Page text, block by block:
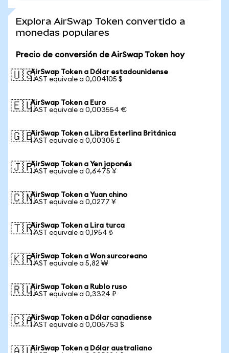
Explora AirSwap Token convertido a
monedas populares
Precio de conversión de AirSwap Token hoy
🇺🇸AirSwap Token a Dólar estadounidense
1 AST equivale a 0,004105 $
🇪🇺AirSwap Token a Euro
1 AST equivale a 0,003554 €
🇬🇧AirSwap Token a Libra Esterlina Británica
1 AST equivale a 0,00305 £
🇯🇵AirSwap Token a Yen japonés
1 AST equivale a 0,6475 ¥
🇨🇳AirSwap Token a Yuan chino
1 AST equivale a 0,0277 ¥
🇹🇷AirSwap Token a Lira turca
1 AST equivale a 0,1954 ₺
🇰🇷AirSwap Token a Won surcoreano
1 AST equivale a 5,82 ₩
🇷🇺AirSwap Token a Rublo ruso
1 AST equivale a 0,3324 ₽
🇨🇦AirSwap Token a Dólar canadiense
1 AST equivale a 0,005753 $
AirSwap Token a Dólar australiano